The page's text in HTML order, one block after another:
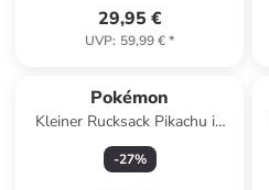
29,95 €
UVP: 59,99 €*
Pokémon
Kleiner Rucksack Pikachu in
Mehrfarbig
-27%